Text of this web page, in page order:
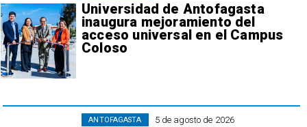
Universidad de Antofagasta
inaugura mejoramiento del
acceso universal en el Campus
Coloso
5 de agosto de 2026
ANTOFAGASTA